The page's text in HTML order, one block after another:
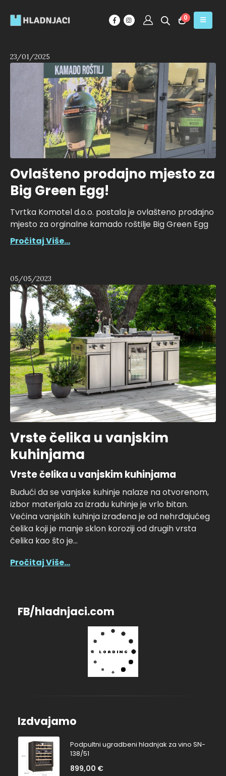
0
Ovlašteno prodajno mjesto za
Big Green Egg!
Tvrtka Komotel d.o.o. postala je ovlašteno prodajno
mjesto za orginalne kamado roštilje Big Green Egg
23/01/2025
Pročitaj Više...
Vrste čelika u vanjskim
kuhinjama
Vrste čelika u vanjskim kuhinjama
Budući da se vanjske kuhinje nalaze na otvorenom,
izbor materijala za izradu kuhinje je vrlo bitan.
Većina vanjskih kuhinja izrađena je od nehrđajućeg
čelika koji je manje sklon koroziji od drugih vrsta
čelika kao što je...
05/05/2023
Pročitaj Više...
FB/hladnjaci.com
Izdvajamo
Podpultni ugradbeni hladnjak za vino SN-
138/51
899,00 €